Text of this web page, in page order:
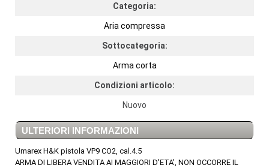
Categoria:
Aria compressa
Sottocategoria:
Arma corta
Condizioni articolo:
Nuovo
ULTERIORI INFORMAZIONI
Umarex H&K pistola VP9 CO2, cal.4.5
ARMA DI LIBERA VENDITA AI MAGGIORI D'ETA', NON OCCORRE IL